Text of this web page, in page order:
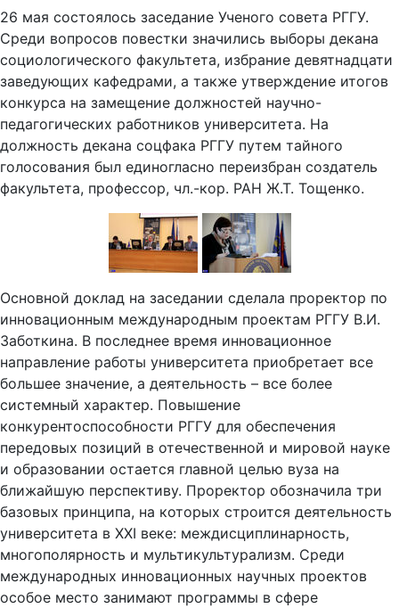
26 мая состоялось заседание Ученого совета РГГУ.
Среди вопросов повестки значились выборы декана
социологического факультета, избрание девятнадцати
заведующих кафедрами, а также утверждение итогов
конкурса на замещение должностей научно-
педагогических работников университета. На
должность декана соцфака РГГУ путем тайного
голосования был единогласно переизбран создатель
факультета, профессор, чл.-кор. РАН Ж.Т. Тощенко.
Основной доклад на заседании сделала проректор по
инновационным международным проектам РГГУ В.И.
Заботкина. В последнее время инновационное
направление работы университета приобретает все
большее значение, а деятельность – все более
системный характер. Повышение
конкурентоспособности РГГУ для обеспечения
передовых позиций в отечественной и мировой науке
и образовании остается главной целью вуза на
ближайшую перспективу. Проректор обозначила три
базовых принципа, на которых строится деятельность
университета в XXI веке: междисциплинарность,
многополярность и мультикультурализм. Среди
международных инновационных научных проектов
особое место занимают программы в сфере